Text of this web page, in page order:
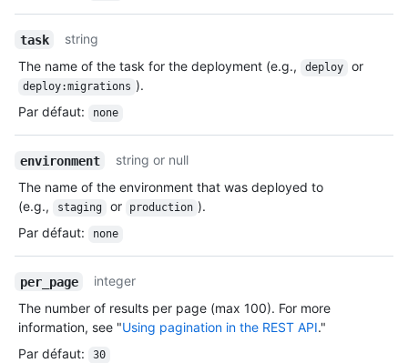
task
string
The name of the task for the deployment (e.g.,
deploy or
deploy:migrations ).
Par défaut: none
environment
string or null
The name of the environment that was deployed to
(e.g.,
staging or production ).
Par défaut: none
per_page
integer
The number of results per page (max 100). For more
information, see "Using pagination in the REST API."
Par défaut: 30